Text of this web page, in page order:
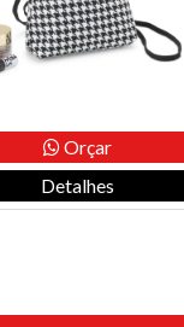
Orçar
Detalhes